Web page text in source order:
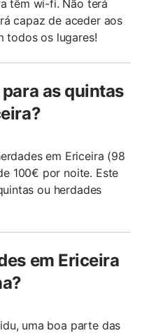
têm wi-fi. Não terá
capaz de aceder aos
todos os lugares!
as quintas
em Ericeira (98
100€ por noite. Este
ou herdades
em Ericeira
uma boa parte das